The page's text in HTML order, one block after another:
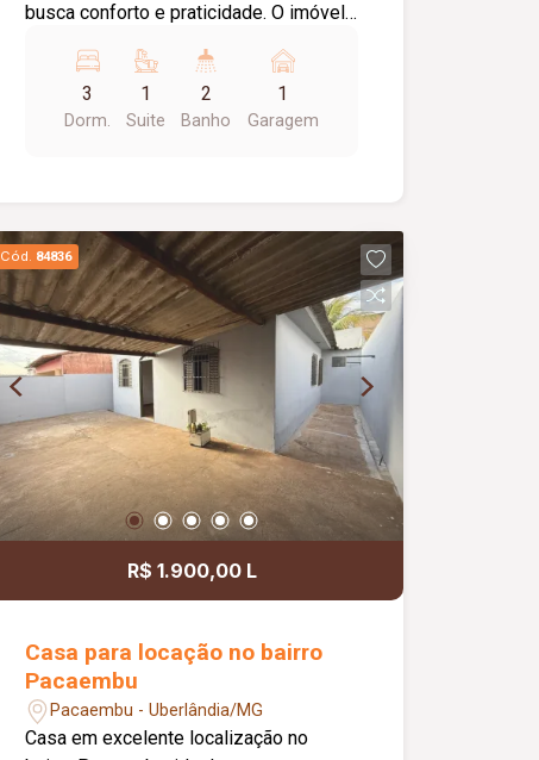
busca conforto e praticidade. O imóvel
banheiro social, sala de estar
aconchegante e cozinha equipada com
armário sob a pia. Possui ainda área de
acesso a comércios, serviços e demais
conveniências.
3
Dorm.
1
Suite
2
Banho
1
Garagem
Cód. 84836
R$ 1.900,00 L
Casa para locação no bairro
Pacaembu
Pacaembu - Uberlândia/MG
Casa em excelente localização no